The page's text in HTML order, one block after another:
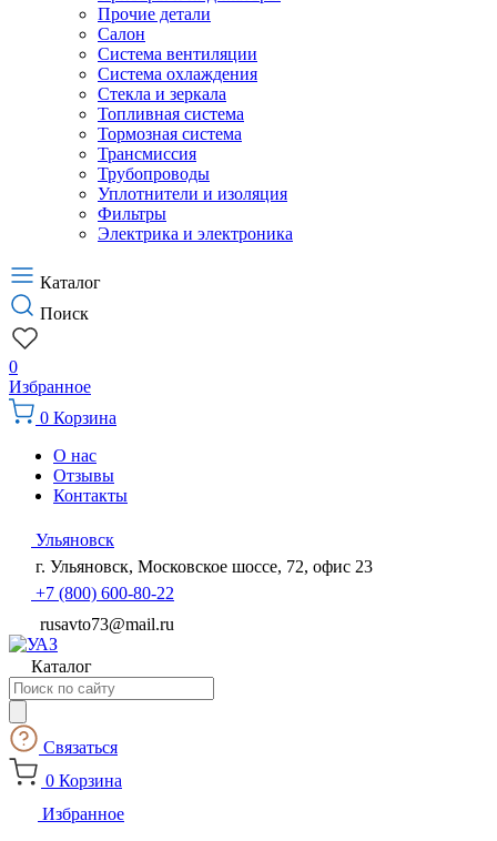
Прочие детали
Салон
Система вентиляции
Система охлаждения
Стекла и зеркала
Топливная система
Тормозная система
Трансмиссия
Трубопроводы
Уплотнители и изоляция
Фильтры
Электрика и электроника
Каталог
Поиск
0
Избранное
0 Корзина
О нас
Отзывы
Контакты
Ульяновск
г. Ульяновск, Московское шоссе, 72, офис 23
+7 (800) 600-80-22
rusavto73@mail.ru
Каталог
Поиск
товаров
Связаться
0 Корзина
Избранное